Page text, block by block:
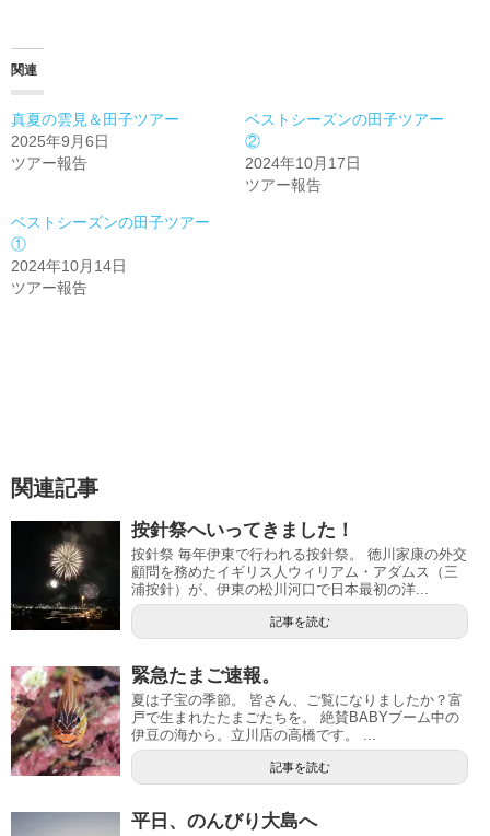
み
中…
関連
真夏の雲見＆田子ツアー
2025年9月6日
ツアー報告
ベストシーズンの田子ツアー
②
2024年10月17日
ツアー報告
ベストシーズンの田子ツアー
①
2024年10月14日
ツアー報告
関連記事
按針祭へいってきました！
按針祭 毎年伊東で行われる按針祭。 徳川家康の外交
顧問を務めたイギリス人ウィリアム・アダムス（三
浦按針）が、伊東の松川河口で日本最初の洋...
記事を読む
緊急たまご速報。
夏は子宝の季節。 皆さん、ご覧になりましたか？富
戸で生まれたたまごたちを。 絶賛BABYブーム中の
伊豆の海から。立川店の高橋です。 ...
記事を読む
平日、のんびり大島へ